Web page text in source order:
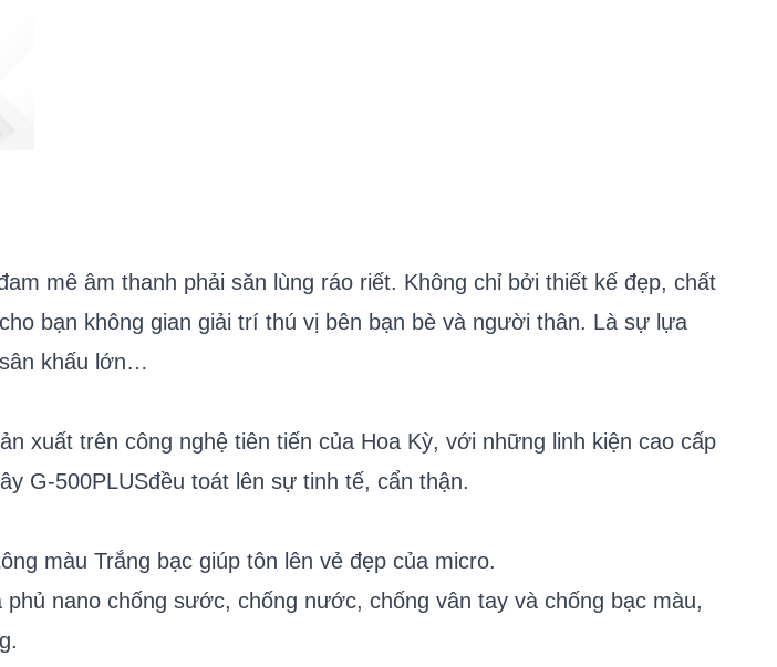
mê âm thanh phải săn lùng ráo riết. Không chỉ bởi thiết kế đẹp, chất
bạn không gian giải trí thú vị bên bạn bè và người thân. Là sự lựa
khấu lớn…
xuất trên công nghệ tiên tiến của Hoa Kỳ, với những linh kiện cao cấp
G-500PLUSđều toát lên sự tinh tế, cẩn thận.
màu Trắng bạc giúp tôn lên vẻ đẹp của micro.
nano chống sước, chống nước, chống vân tay và chống bạc màu,